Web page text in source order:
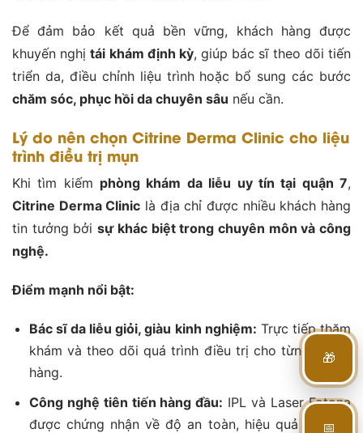
Để đảm bảo kết quả bền vững, khách hàng được
khuyến nghịtái khám định kỳ, giúp bác sĩ theo dõi tiến
triển da, điều chỉnh liệu trình hoặc bổ sung các bước
chăm sóc, phục hồi da chuyên sâu nếu cần.
Lý do nên chọn Citrine Derma Clinic cho liệu
trình điều trị mụn
Khi tìm kiếm phòng khám da liễu uy tín tại quận 7,
Citrine Derma Clinic là địa chỉ được nhiều khách hàng
tin tưởng bởisự khác biệt trong chuyên môn và công
nghệ.
Điểm mạnh nổi bật:
Bác sĩ da liễu giỏi, giàu kinh nghiệm: Trực tiếp thăm
khám và theo dõi quá trình điều trị cho từng khách
hàng.
Công nghệ tiên tiến hàng đầu: IPL và Laser Fotona
được chứng nhận về độ an toàn, hiệu quả và thân
🎁
📅